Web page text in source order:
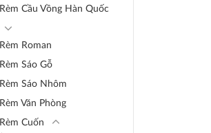
Rèm Cầu Vồng Hàn Quốc
Rèm Roman
Rèm Sáo Gỗ
Rèm Sáo Nhôm
Rèm Văn Phòng
Rèm Cuốn